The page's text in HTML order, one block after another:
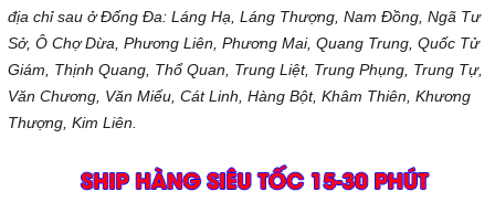
địa chỉ sau ở Đống Đa: Láng Hạ, Láng Thượng, Nam Đồng, Ngã Tư
Sở, Ô Chợ Dừa, Phương Liên, Phương Mai, Quang Trung, Quốc Tử
Giám, Thịnh Quang, Thổ Quan, Trung Liệt, Trung Phụng, Trung Tự,
Văn Chương, Văn Miếu, Cát Linh, Hàng Bột, Khâm Thiên, Khương
Thượng, Kim Liên.